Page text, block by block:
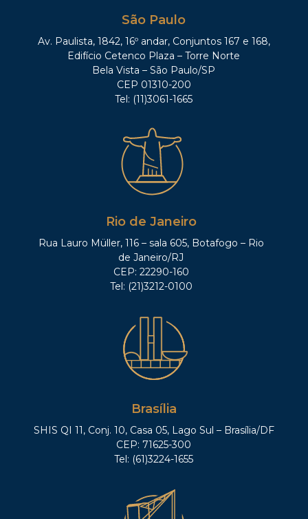
São Paulo
Av. Paulista, 1842, 16º andar, Conjuntos 167 e 168,
Edifício Cetenco Plaza – Torre Norte
Bela Vista – São Paulo/SP
CEP 01310-200
Tel: (11)3061-1665
Rio de Janeiro
Rua Lauro Müller, 116 – sala 605, Botafogo – Rio
de Janeiro/RJ
CEP: 22290-160
Tel: (21)3212-0100
Brasília
SHIS QI 11, Conj. 10, Casa 05, Lago Sul – Brasília/DF
CEP: 71625-300
Tel: (61)3224-1655